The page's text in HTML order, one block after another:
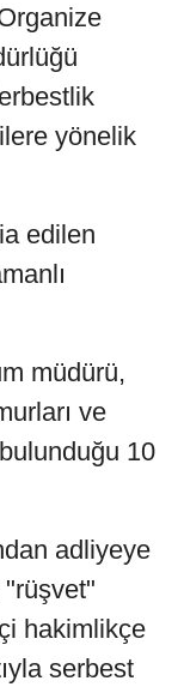
yönelik
edilen
müdürü,
ve
10
adliyeye
hakimlikçe
serbest